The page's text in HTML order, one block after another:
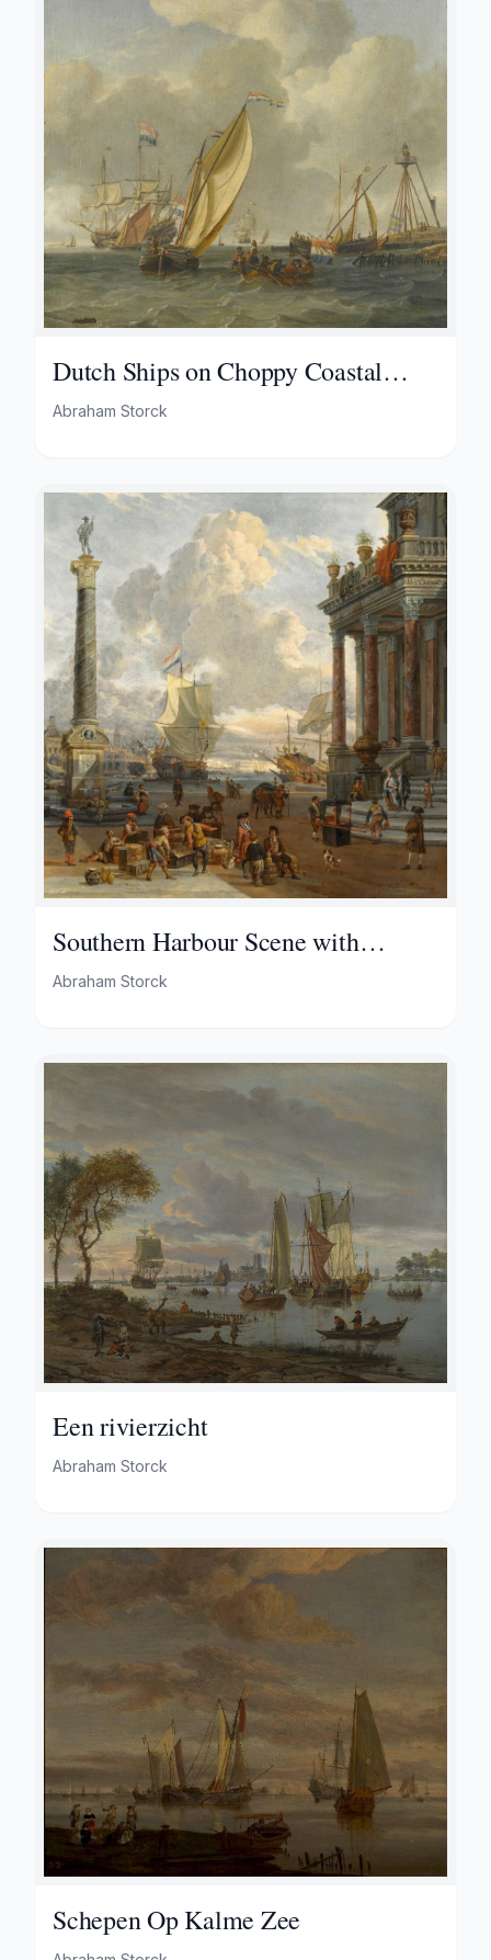
Dutch Ships on Choppy Coastal
Waters by a Spit of Land with a
Abraham Storck
Southern Harbour Scene with
Merchants
Abraham Storck
Een rivierzicht
Abraham Storck
Schepen Op Kalme Zee